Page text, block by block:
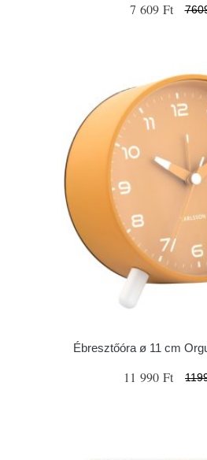
7 609 Ft
Ébresztőóra ø 11 cm
11 990 Ft